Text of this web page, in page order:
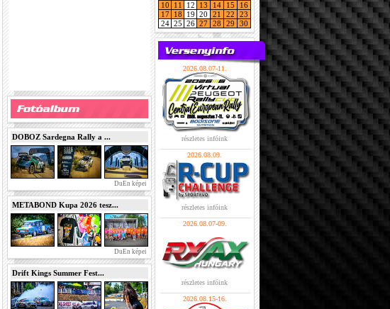
DOBOZ Sardegna Rally a ...
DuEn képei
METABOND Kupa 2026 tesz...
DuEn képei
Drift Kings Summer Fest...
10
11 12 13 14 15
16
17
18 19 20 21 22
23
24 25 26 27 28 29 30
2026.08.07-11.
részletes infóink
2026.08.09.
részletes infóink
2026.08.07-09.
részletes infóink
2026.08.15-16.